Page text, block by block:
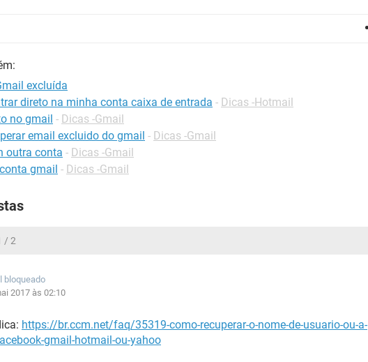
excluída
direto na minha conta caixa de entrada - Dicas -Hotmail
no gmail - Dicas -Gmail
email excluido do gmail - Dicas -Gmail
outra conta - Dicas -Gmail
gmail - Dicas -Gmail
/ 2
bloqueado
2017 às 02:10
https://br.ccm.net/faq/35319-como-recuperar-o-nome-de-usuario-ou-a-
gmail-hotmail-ou-yahoo